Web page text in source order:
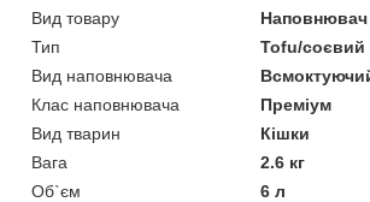
Вид товару
Наповнювач
Тип
Tofu/соєвий
Вид наповнювача
Клас наповнювача
Преміум
Вид тварин
Кішки
Вага
2.6 кг
Об`єм
6 л